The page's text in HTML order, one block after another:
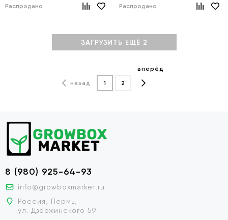
Распродано Распродано
ЗАГРУЗИТЬ ЕЩЁ 2
назад 1 2
вперёд
8 (980) 925-64-93
info@growboxmarket.ru
Россия, Пермь,
ул. Дзержинского 59